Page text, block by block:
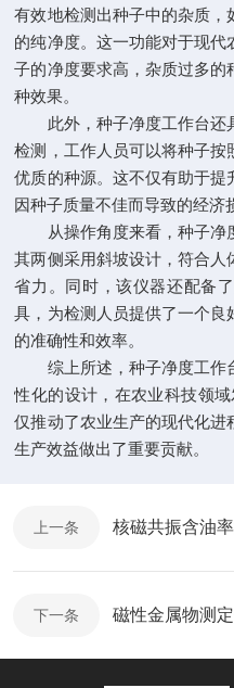
有效地检测出种子中的杂质，
的纯净度。这一功能对于现
子的净度要求高，杂质过多的
种效果。
此外，种子净度工作台还
检测，工作人员可以将种子
优质的种源。这不仅有助于
因种子质量不佳而导致的经济
从操作角度来看，种子净度
其两侧采用斜坡设计，符合
省力。同时，该仪器还配备
具，为检测人员提供了一个良
的准确性和效率。
综上所述，种子净度工作
性化的设计，在农业科技领
仅推动了农业生产的现代化进
生产效益做出了重要贡献。
上一条
下一条 磁性金属物测